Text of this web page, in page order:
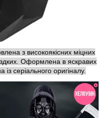
з високоякісних міцних
Оформлена в яскравих
із серіального оригіналу.